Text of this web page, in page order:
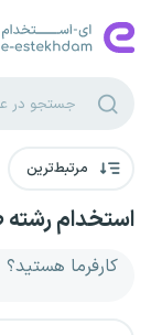
مرتبط‌ترین
استخدام رشته
کارفرما هستید؟